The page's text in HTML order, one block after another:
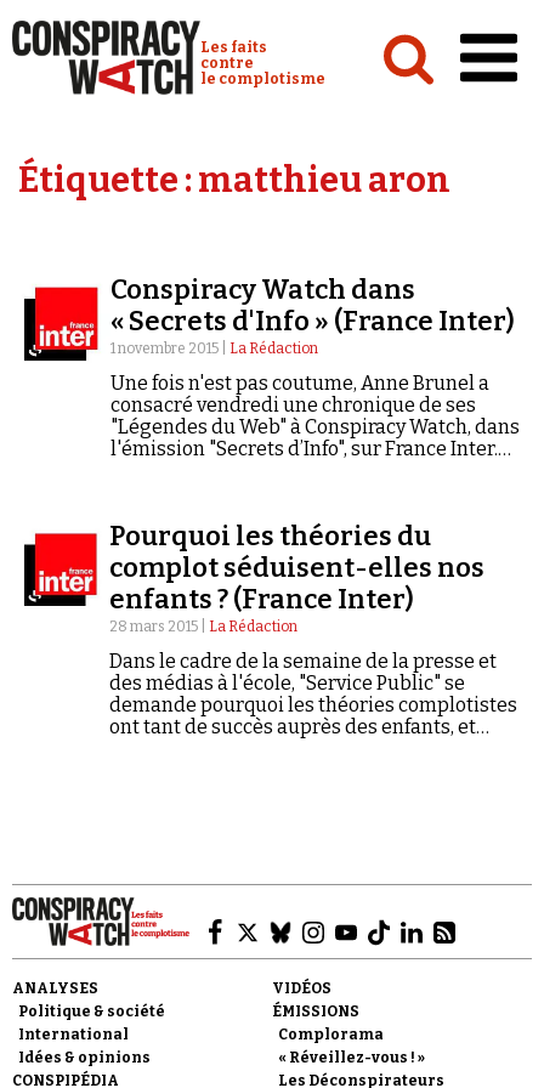
Conspiracy Watch :
Les faits
contre
le complotisme
Analyses
Vidéos
Émissions
Revues de presse
Newsletter
Faire un don
Étiquette :matthieu aron
Conspiracy Watch dans
« Secrets d'Info » (France Inter)
1 novembre 2015 | La Rédaction
Une fois n'est pas coutume, Anne Brunel a
consacré vendredi une chronique de ses
"Légendes du Web" à Conspiracy Watch, dans
l'émission "Secrets d’Info", sur France Inter.
Pourquoi les théories du
complot séduisent-elles nos
enfants ? (France Inter)
28 mars 2015 | La Rédaction
Dans le cadre de la semaine de la presse et
des médias à l'école, "Service Public" se
demande pourquoi les théories complotistes
ont tant de succès auprès des enfants, et
ANALYSES
Politique & société
International
Idées & opinions
CONSPIPÉDIA
VIDÉOS
ÉMISSIONS
Complorama
« Réveillez-vous ! »
Les Déconspirateurs